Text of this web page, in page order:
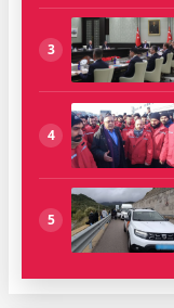
3
4
5